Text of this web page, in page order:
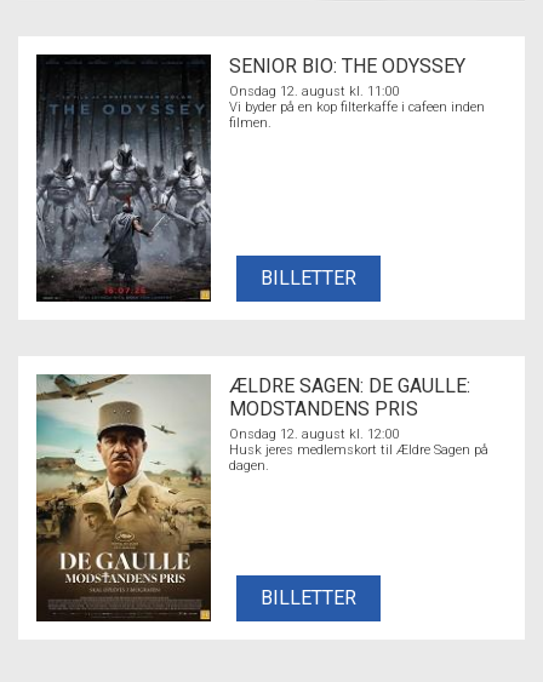
SENIOR BIO: THE ODYSSEY
Onsdag 12. august kl. 11:00
Vi byder på en kop filterkaffe i cafeen inden
filmen.
BILLETTER
ÆLDRE SAGEN: DE GAULLE:
MODSTANDENS PRIS
Onsdag 12. august kl. 12:00
Husk jeres medlemskort til Ældre Sagen på
dagen.
BILLETTER